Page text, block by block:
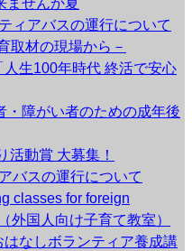
ませんか夏
ィアバスの運行について
取材の現場から－
生100年時代 終活で安心
・障がい者のための成年後
活動賞 大募集！
バスの運行について
classes for foreign
外国人向け子育て教室）
なしボランティア養成講